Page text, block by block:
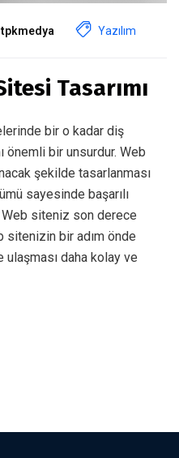
tpkmedya Yazılım
Tasarımı
bir o kadar diş
önemli bir unsurdur. Web
şekilde tasarlanması
sayesinde başarılı
Web siteniz son derece
sitenizin bir adım önde
ulaşması daha kolay ve